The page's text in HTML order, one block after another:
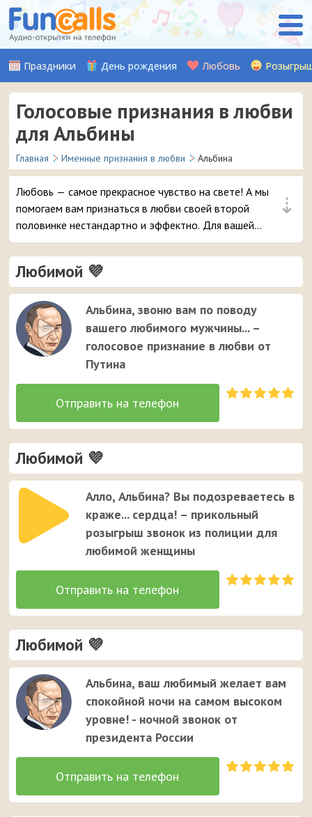
Праздники День рождения Любовь
Голосовые признания в любви
для Альбины
Главная Именные признания в любви Альбина
⇣
Любовь — самое прекрасное чувство на свете! А мы
помогаем вам признаться в любви своей второй
половинке нестандартно и эффектно. Для вашей
девушки Альбины мы записали множество красивых
музыкальных и аудио признаний, стихов, а также
шуточных признаний от Путина (хит!). Выберите
понравившуюся аудио-открытку и уже через пару
мгновений она придет на телефон вашей любимой
Альбине. Это единственный случай, когда звонок от
неизвестного номера вызывает улыбку у вашей
девушки ;)
Любимой 💜
Альбина, звоню вам по поводу
вашего любимого мужчины... –
голосовое признание в любви от
Путина
Любимой 💜
Алло, Альбина? Вы подозреваетесь в
краже... сердца! – прикольный
розыгрыш звонок из полиции для
любимой женщины
Любимой 💜
Альбина, ваш любимый желает вам
спокойной ночи на самом высоком
уровне! - ночной звонок от
президента России